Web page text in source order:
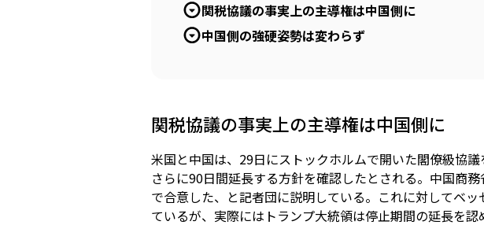
関税協議の事実上の主導権は中国側に
中国側の強硬姿勢は変わらず
関税協議の事実上の主導権は中国側に
米国と中国は、29日にストックホルムで開いた閣僚級協
さらに90日間延長する方針を確認したとされる。中国商
で合意した、と記者団に説明している。これに対してベ
ているが、実際にはトランプ大統領は停止期間の延長を認